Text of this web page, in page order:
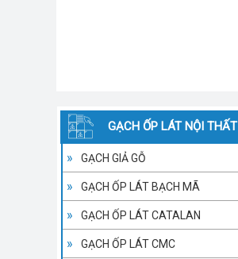
GẠCH ỐP LÁT NỘI THẤT
GẠCH GIẢ GỖ
GẠCH ỐP LÁT BẠCH MÃ
GẠCH ỐP LÁT CATALAN
GẠCH ỐP LÁT CMC